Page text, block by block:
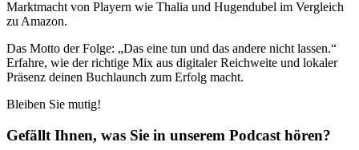
Marktmacht von Playern wie Thalia und Hugendubel im Vergleich
zu Amazon.
Das Motto der Folge: „Das eine tun und das andere nicht lassen.“
Erfahre, wie der richtige Mix aus digitaler Reichweite und lokaler
Präsenz deinen Buchlaunch zum Erfolg macht.
Bleiben Sie mutig!
Gefällt Ihnen, was Sie in unserem Podcast hören?